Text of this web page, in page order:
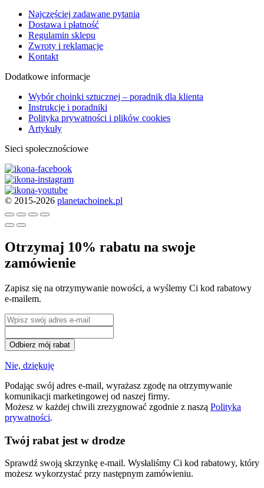
Najczęściej zadawane pytania
Dostawa i płatność
Regulamin sklepu
Zwroty i reklamacje
Kontakt
Dodatkowe informacje
Wybór choinki sztucznej – poradnik dla klienta
Instrukcje i poradniki
Polityka prywatności i plików cookies
Artykuły
Sieci społecznościowe
© 2015-2026 planetachoinek.pl
Otrzymaj 10% rabatu na swoje
zamówienie
Zapisz się na otrzymywanie nowości, a wyślemy Ci kod rabatowy
e-mailem.
Odbierz mój rabat
Nie, dziękuję
Podając swój adres e-mail, wyrażasz zgodę na otrzymywanie
komunikacji marketingowej od naszej firmy.
Możesz w każdej chwili zrezygnować zgodnie z naszą Polityka
prywatności.
Twój rabat jest w drodze
Sprawdź swoją skrzynkę e-mail. Wysłaliśmy Ci kod rabatowy, który
możesz wykorzystać przy następnym zamówieniu.